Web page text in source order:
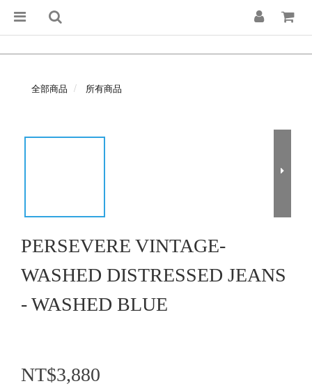
全部商品 所有商品
PERSEVERE VINTAGE-
WASHED DISTRESSED JEANS
- WASHED BLUE
NT$3,880